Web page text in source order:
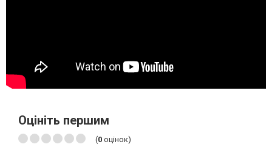
Оцініть першим
(0 оцінок)